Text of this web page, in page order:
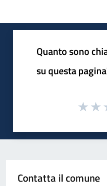
Quanto sono
su questa
Contatta il comune